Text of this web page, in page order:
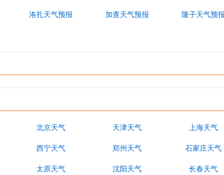
洛扎天气预报 加查天气预报 隆子天气预报
北京天气 天津天气 上海天气
西宁天气 郑州天气 石家庄天气
太原天气 沈阳天气 长春天气